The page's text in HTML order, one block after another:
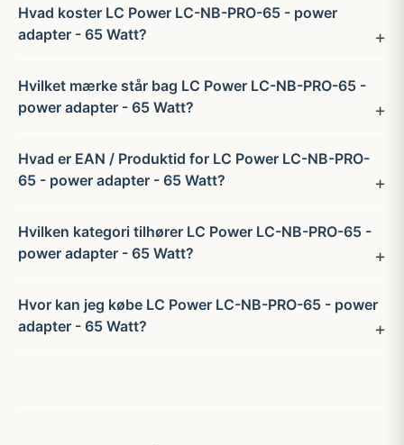
Hvad koster LC Power LC-NB-PRO-65 - power
adapter - 65 Watt?
Hvilket mærke står bag LC Power LC-NB-PRO-65 -
power adapter - 65 Watt?
Hvad er EAN / Produktid for LC Power LC-NB-PRO-
65 - power adapter - 65 Watt?
Hvilken kategori tilhører LC Power LC-NB-PRO-65 -
power adapter - 65 Watt?
Hvor kan jeg købe LC Power LC-NB-PRO-65 - power
adapter - 65 Watt?